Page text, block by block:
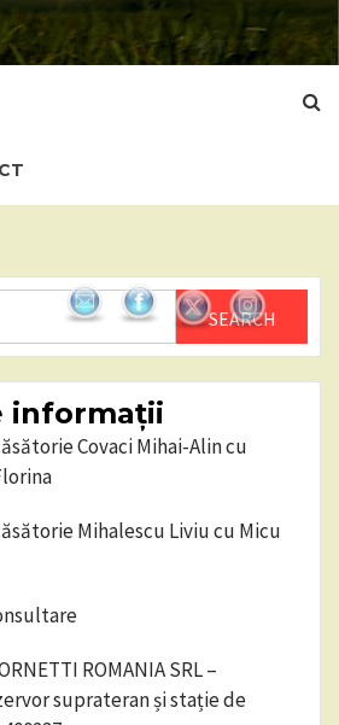
informații
Covaci Mihai-Alin cu
Mihalescu Liviu cu Micu
ROMANIA SRL –
suprateran și stație de